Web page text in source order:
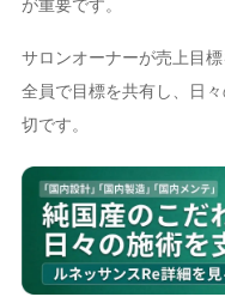
が重要です。
サロンオーナーが売上目
全員で目標を共有し、日
切です。